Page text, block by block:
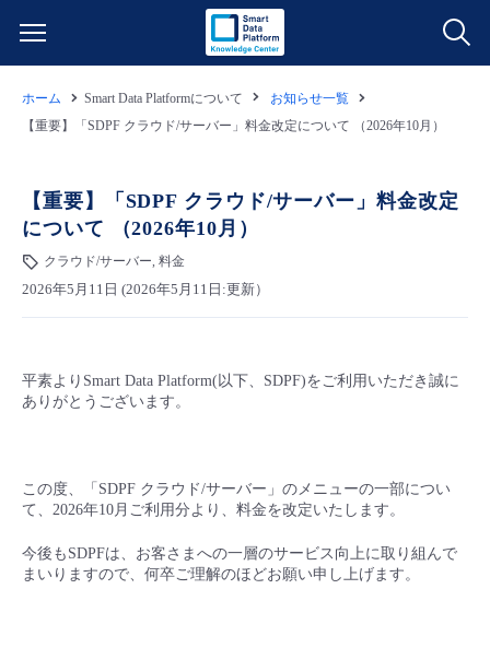
クラウド/サーバー
ネットワーク
サポート
管理機能
データ利活用
クラウド/サーバー
モニタリング/監査
サポート
料金情報
料金シミュレーター
ネットワーク
IoT
ご利用開始ガイド
■ セットアップガイド
- 新規お申し込み方法
- セキュリティ・監査
- データと分析
サービス稼働状況
故障/メンテナンス履歴
ホーム Smart Data Platformについて
お知らせ一覧
【重要】「SDPF クラウド/サーバー」料金改定について （2026年10月）
【重要】「SDPF クラウド/サーバー」料金改定
について （2026年10月）
クラウド/サーバー, 料金
2026年5月11日 (2026年5月11日:更新）
平素よりSmart Data Platform(以下、SDPF)をご利用いただき誠に
ありがとうございます。
この度、「SDPF クラウド/サーバー」のメニューの一部につい
て、2026年10月ご利用分より、料金を改定いたします。
今後もSDPFは、お客さまへの一層のサービス向上に取り組んで
まいりますので、何卒ご理解のほどお願い申し上げます。